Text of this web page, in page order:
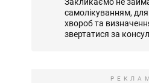
самолікуванням, для
хвороб та
звертатися за